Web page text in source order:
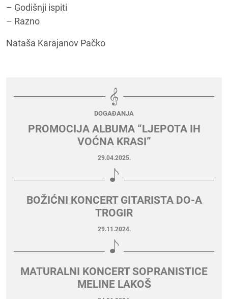
– Godišnji ispiti
– Razno
Nataša Karajanov Pačko
DOGAĐANJA
PROMOCIJA ALBUMA “LJEPOTA IH
VOĆNA KRASI”
29.04.2025.
BOŽIĆNI KONCERT GITARISTA DO-A
TROGIR
29.11.2024.
MATURALNI KONCERT SOPRANISTICE
MELINE LAKOŠ